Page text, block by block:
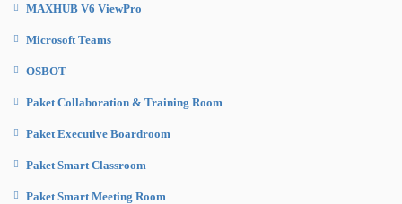
MAXHUB V6 ViewPro
Microsoft Teams
OSBOT
Paket Collaboration & Training Room
Paket Executive Boardroom
Paket Smart Classroom
Paket Smart Meeting Room